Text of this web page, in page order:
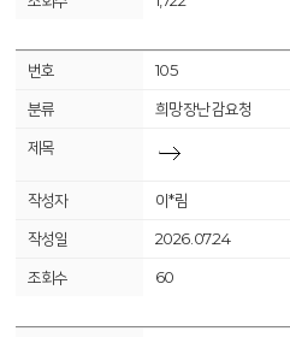
105
희망장난감요청
이*림
2026.07.24
60